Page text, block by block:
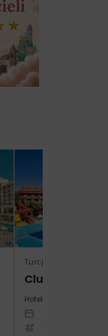
Turcja / Riwiera
Club Side
Hotel:
Warszawa -